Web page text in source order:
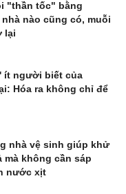
"thần tốc" bằng
nào cũng có, muỗi
lại
ít người biết của
Hóa ra không chỉ để
nhà vệ sinh giúp khử
mà không cần sáp
nước xịt